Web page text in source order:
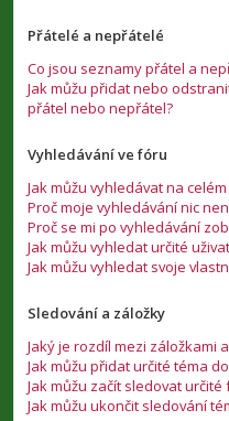
Přátelé a nepřátelé
Co jsou seznamy přátel a
Jak můžu přidat nebo
přátel nebo nepřátel?
Vyhledávání ve fóru
Jak můžu vyhledávat na
Proč moje vyhledávání nic
Proč se mi po vyhledávání
Jak můžu vyhledat určité
Jak můžu vyhledat svoje
Sledování a záložky
Jaký je rozdíl mezi záložkami
Jak můžu přidat určité téma
Jak můžu začít sledovat určité
Jak můžu ukončit sledování